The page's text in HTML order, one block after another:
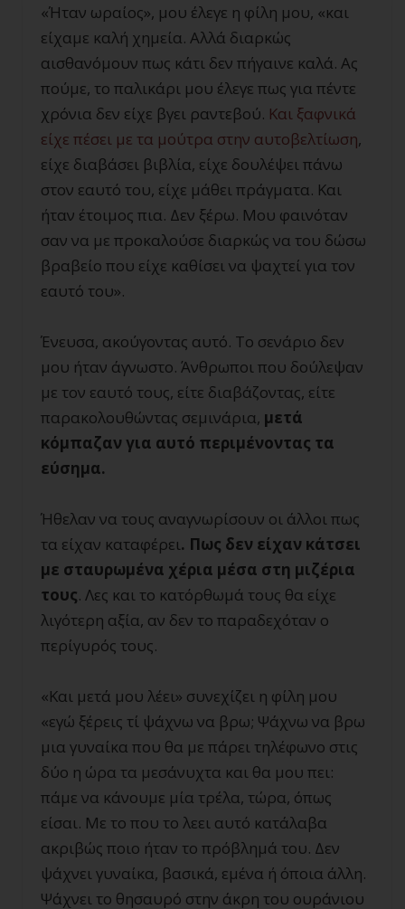
«Ήταν ωραίος», μου έλεγε η φίλη μου, «και
είχαμε καλή χημεία. Αλλά διαρκώς
αισθανόμουν πως κάτι δεν πήγαινε καλά. Ας
πούμε, το παλικάρι μου έλεγε πως για πέντε
χρόνια δεν είχε βγει ραντεβού. Και ξαφνικά
είχε πέσει με τα μούτρα στην αυτοβελτίωση,
είχε διαβάσει βιβλία, είχε δουλέψει πάνω
στον εαυτό του, είχε μάθει πράγματα. Και
ήταν έτοιμος πια. Δεν ξέρω. Μου φαινόταν
σαν να με προκαλούσε διαρκώς να του δώσω
βραβείο που είχε καθίσει να ψαχτεί για τον
εαυτό του».
Ένευσα, ακούγοντας αυτό. Το σενάριο δεν
μου ήταν άγνωστο. Άνθρωποι που δούλεψαν
με τον εαυτό τους, είτε διαβάζοντας, είτε
παρακολουθώντας σεμινάρια, μετά
κόμπαζαν για αυτό περιμένοντας τα
εύσημα.
Ήθελαν να τους αναγνωρίσουν οι άλλοι πως
τα είχαν καταφέρει. Πως δεν είχαν κάτσει
με σταυρωμένα χέρια μέσα στη μιζέρια
τους. Λες και το κατόρθωμά τους θα είχε
λιγότερη αξία, αν δεν το παραδεχόταν ο
περίγυρός τους.
«Και μετά μου λέει» συνεχίζει η φίλη μου
«εγώ ξέρεις τί ψάχνω να βρω; Ψάχνω να βρω
μια γυναίκα που θα με πάρει τηλέφωνο στις
δύο η ώρα τα μεσάνυχτα και θα μου πει:
πάμε να κάνουμε μία τρέλα, τώρα, όπως
είσαι. Με το που το λεει αυτό κατάλαβα
ακριβώς ποιο ήταν το πρόβλημά του. Δεν
ψάχνει γυναίκα, βασικά, εμένα ή όποια άλλη.
Ψάχνει το θησαυρό στην άκρη του ουράνιου